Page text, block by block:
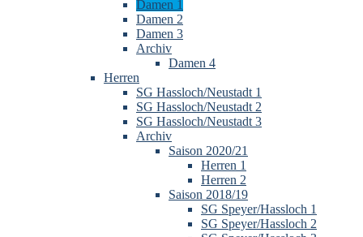
Damen 1
Damen 2
Damen 3
Archiv
Damen 4
Herren
SG Hassloch/Neustadt 1
SG Hassloch/Neustadt 2
SG Hassloch/Neustadt 3
Archiv
Saison 2020/21
Herren 1
Herren 2
Saison 2018/19
SG Speyer/Hassloch 1
SG Speyer/Hassloch 2